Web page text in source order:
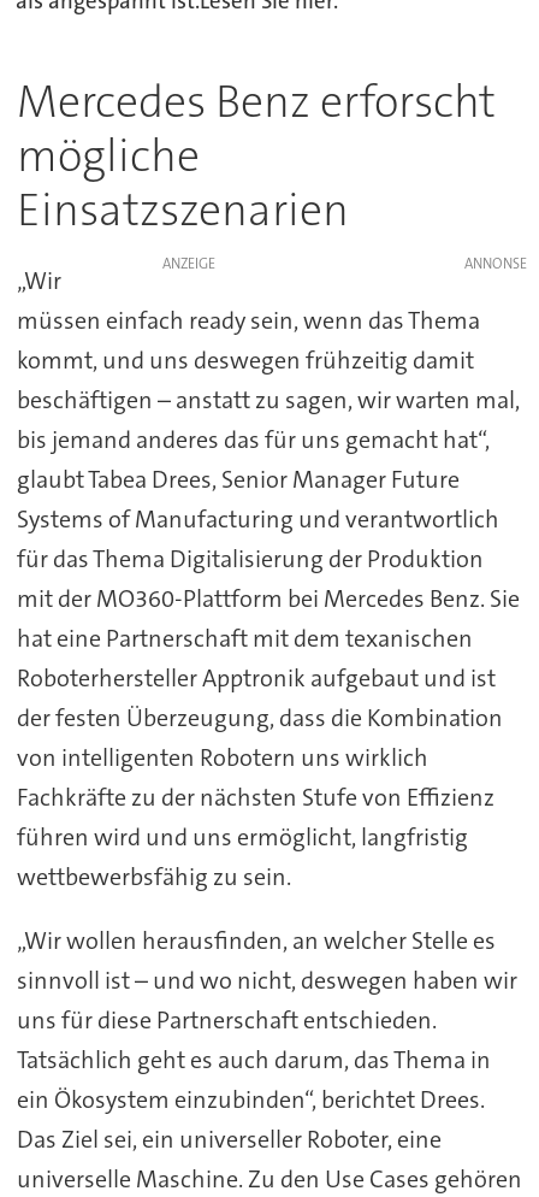
Mercedes Benz erforscht
mögliche
Einsatzszenarien
ANZEIGE
„Wir
müssen einfach ready sein, wenn das Thema
kommt, und uns deswegen frühzeitig damit
beschäftigen – anstatt zu sagen, wir warten mal,
bis jemand anderes das für uns gemacht hat“,
glaubt Tabea Drees, Senior Manager Future
Systems of Manufacturing und verantwortlich
für das Thema Digitalisierung der Produktion
mit der MO360-Plattform bei Mercedes Benz. Sie
hat eine Partnerschaft mit dem texanischen
Roboterhersteller Apptronik aufgebaut und ist
der festen Überzeugung, dass die Kombination
von intelligenten Robotern uns wirklich
Fachkräfte zu der nächsten Stufe von Effizienz
führen wird und uns ermöglicht, langfristig
wettbewerbsfähig zu sein.
„Wir wollen herausfinden, an welcher Stelle es
sinnvoll ist – und wo nicht, deswegen haben wir
uns für diese Partnerschaft entschieden.
Tatsächlich geht es auch darum, das Thema in
ein Ökosystem einzubinden“, berichtet Drees.
Das Ziel sei, ein universeller Roboter, eine
universelle Maschine. Zu den Use Cases gehören